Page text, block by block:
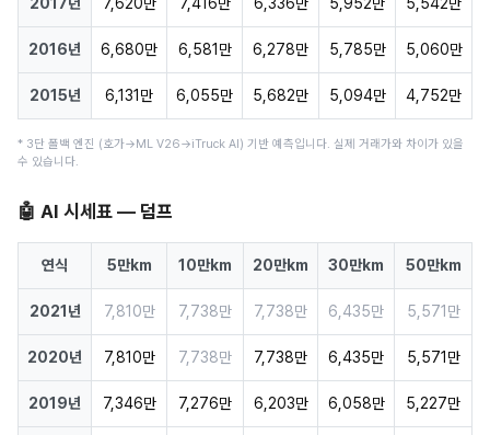
2016년 6,680만 6,581만 6,278만 5,785만 5,060만
2015년 6,131만 6,055만 5,682만 5,094만 4,752만
* 3단 폴백 엔진 (호가→ML V26→iTruck AI) 기반 예측입니다. 실제 거래가와 차이가 있을
수 있습니다.
🤖 AI 시세표 — 덤프
연식 5만km 10만km 20만km 30만km 50만km
2021년 7,810만 7,738만 7,738만 6,435만 5,571만
2020년 7,810만 7,738만 7,738만 6,435만 5,571만
2019년 7,346만 7,276만 6,203만 6,058만 5,227만